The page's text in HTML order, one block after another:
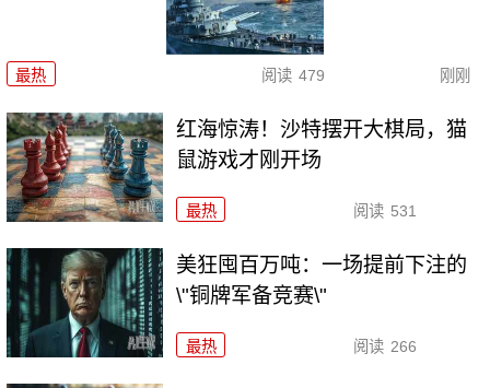
最热 阅读 479 刚刚
红海惊涛！沙特摆开大棋局，猫
鼠游戏才刚开场
最热 阅读 531
美狂囤百万吨：一场提前下注的
\"铜牌军备竞赛\"
最热 阅读 266